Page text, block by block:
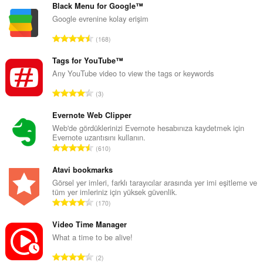
Black Menu for Google™
Google evrenine kolay erişim
T
p
l
m
y
s
a
y
ı
s
ı
:
168
Tags for YouTube™
Any YouTube video to view the tags or keywords
T
p
l
a
m
y
s
a
y
ı
s
:
3
Evernote Web Clipper
Web'de gördüklerinizi Evernote hesabınıza kaydetmek için
Evernote uzantısını kullanın.
T
p
l
a
m
y
s
a
y
610
Atavi bookmarks
Görsel yer imleri, farklı tarayıcılar arasında yer imi eşitleme ve
tüm yer imleriniz için yüksek güvenlik.
T
p
l
m
170
Video Time Manager
What a time to be alive!
T2